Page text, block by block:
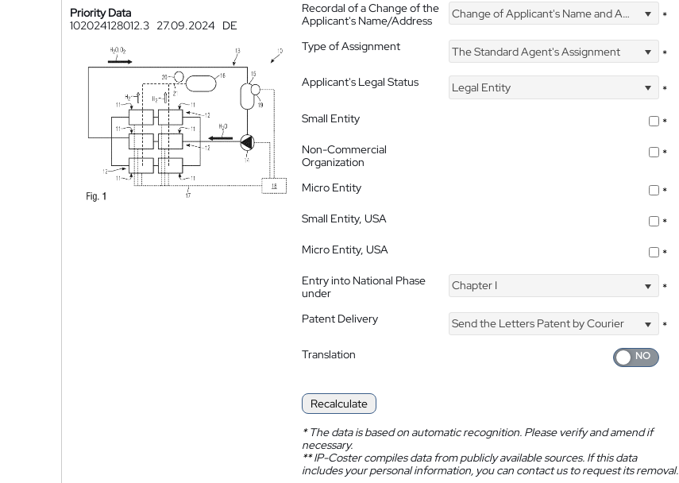
Priority Data
102024128012.3 27.09.2024 DE
Recordal of a Change of the
Applicant's Name/Address
Change of Applicant's Name and Address *
Type of Assignment The Standard Agent's Assignment
*
Applicant's Legal Status
Legal Entity
*
Small Entity
*
Non-Commercial
Organization
*
Micro Entity
*
Small Entity, USA
*
Micro Entity, USA
*
Entry into National Phase
under
Chapter I *
Patent Delivery Send the Letters Patent by Courier
*
Translation
Recalculate
*The data is based on automatic recognition. Please verify and amend if
necessary.
**IP-Coster compiles data from publicly available sources. If this data
includes your personal information, you can contact us to request its removal.